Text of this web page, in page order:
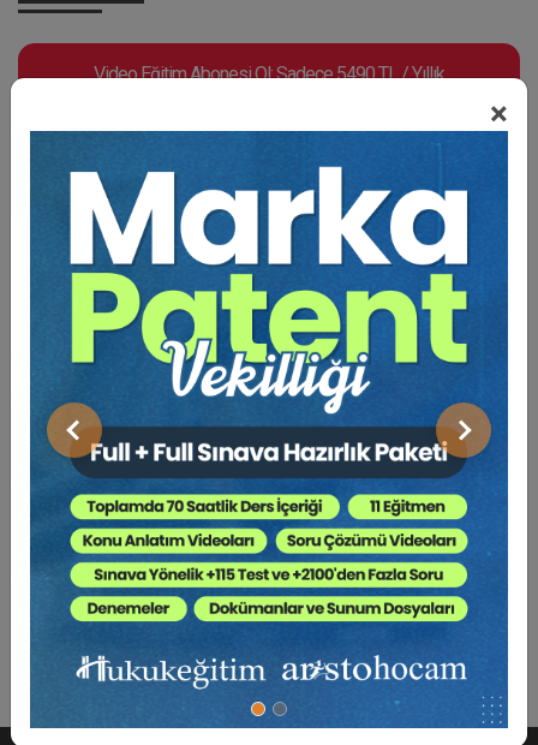
×
Önceki Sonraki
Video Eğitim Abonesi Ol: Sadece 5490 TL / Yıllık
Tüketici Hukuku Enstitüsü
Sosyal Güvenlik Hukuku - V. İş Hukuku Kongresi -
IV. Oturum Video Kaydı
360 TL Sepete Ekle